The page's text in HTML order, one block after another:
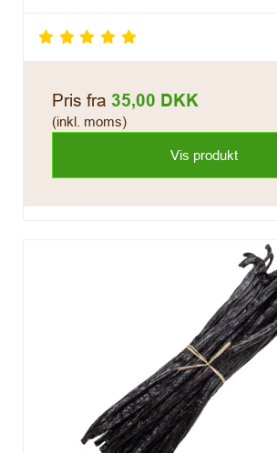
Pris fra 35,00 DKK
(inkl. moms)
Vis produkt